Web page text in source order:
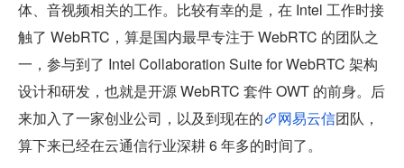
体、音视频相关的工作。比较有幸的是，在 Intel 工作时接
触了 WebRTC，算是国内最早专注于 WebRTC 的团队之
一，参与到了 Intel Collaboration Suite for WebRTC 架构
设计和研发，也就是开源 WebRTC 套件 OWT 的前身。后
来加入了一家创业公司，以及到现在的
网易云信团队，
算下来已经在云通信行业深耕 6 年多的时间了。